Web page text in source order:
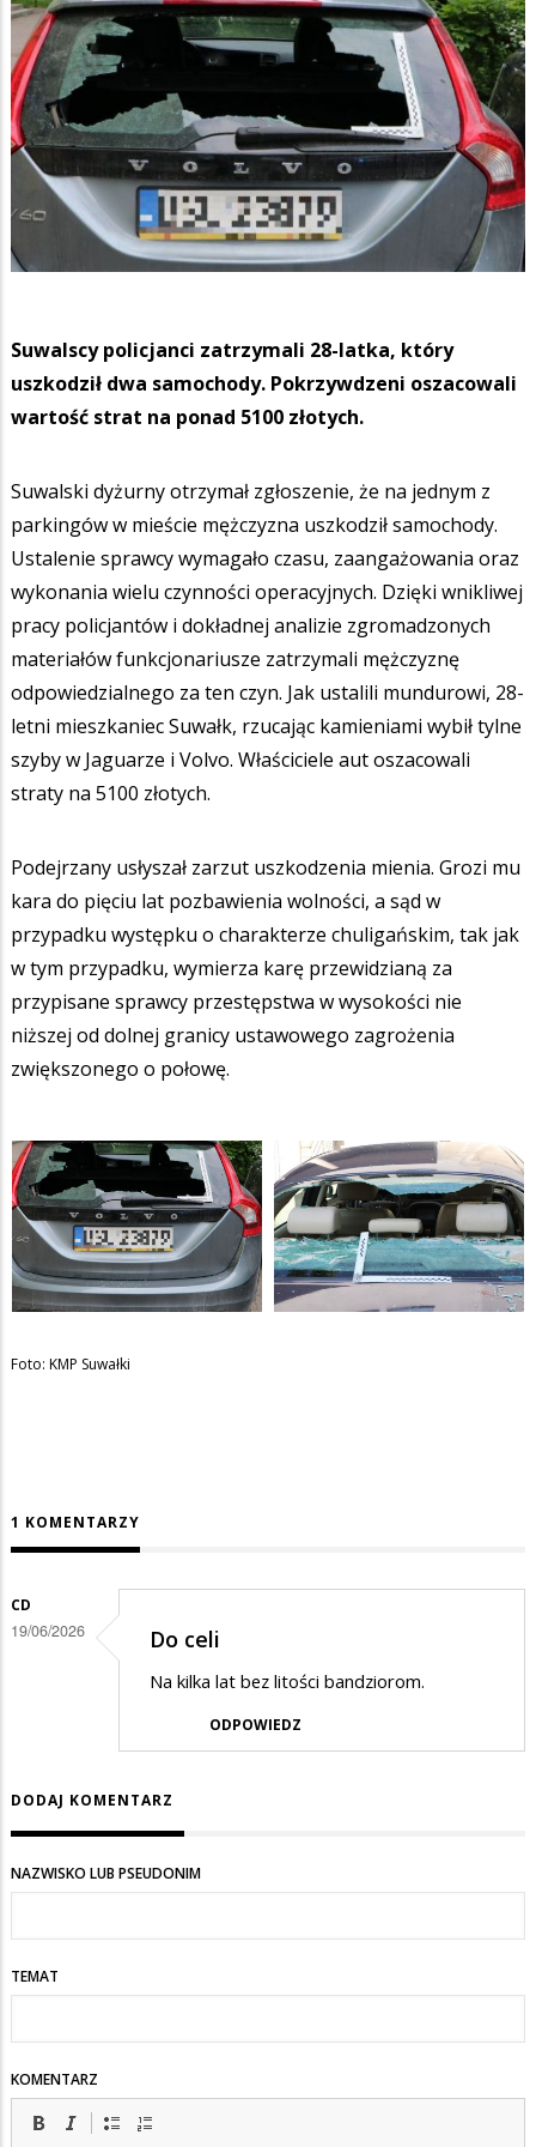
Suwalscy policjanci zatrzymali 28-latka, który
uszkodził dwa samochody. Pokrzywdzeni oszacowali
wartość strat na ponad 5100 złotych.
Suwalski dyżurny otrzymał zgłoszenie, że na jednym z
parkingów w mieście mężczyzna uszkodził samochody.
Ustalenie sprawcy wymagało czasu, zaangażowania oraz
wykonania wielu czynności operacyjnych. Dzięki wnikliwej
pracy policjantów i dokładnej analizie zgromadzonych
materiałów funkcjonariusze zatrzymali mężczyznę
odpowiedzialnego za ten czyn. Jak ustalili mundurowi, 28-
letni mieszkaniec Suwałk, rzucając kamieniami wybił tylne
szyby w Jaguarze i Volvo. Właściciele aut oszacowali
straty na 5100 złotych.
Podejrzany usłyszał zarzut uszkodzenia mienia. Grozi mu
kara do pięciu lat pozbawienia wolności, a sąd w
przypadku występku o charakterze chuligańskim, tak jak
w tym przypadku, wymierza karę przewidzianą za
przypisane sprawcy przestępstwa w wysokości nie
niższej od dolnej granicy ustawowego zagrożenia
zwiększonego o połowę.
Foto: KMP Suwałki
1 KOMENTARZY
CD
19/06/2026 Do celi
Na kilka lat bez litości bandziorom.
ODPOWIEDZ
DODAJ KOMENTARZ
NAZWISKO LUB PSEUDONIM
TEMAT
KOMENTARZ